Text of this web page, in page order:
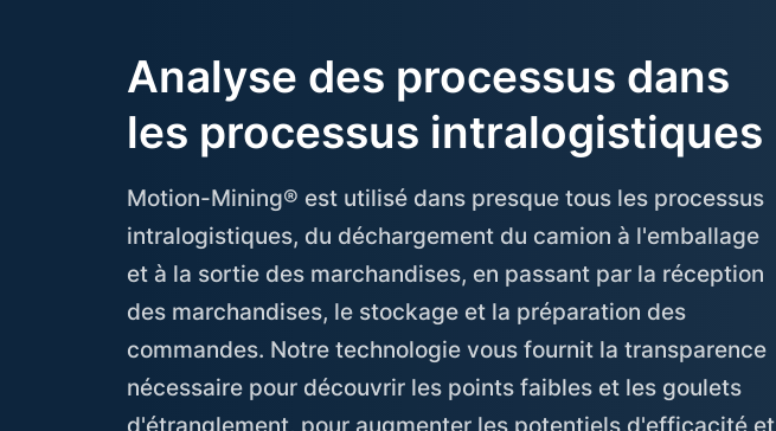
Analyse des processus dans
les processus intralogistiques
Motion-Mining® est utilisé dans presque tous les processus
intralogistiques, du déchargement du camion à l'emballage
et à la sortie des marchandises, en passant par la réception
des marchandises, le stockage et la préparation des
commandes. Notre technologie vous fournit la transparence
nécessaire pour découvrir les points faibles et les goulets
d'étranglement, pour augmenter les potentiels d'efficacité et